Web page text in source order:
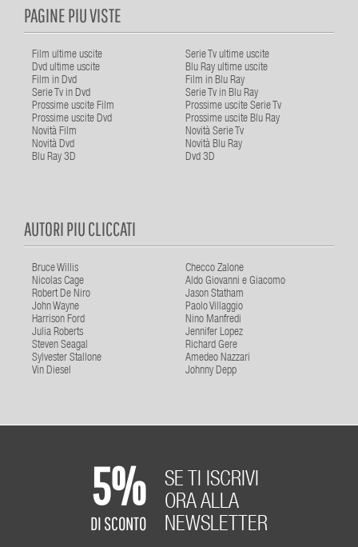
PAGINE PIU VISTE
Film ultime uscite
Serie Tv ultime uscite
Dvd ultime uscite
Blu Ray ultime uscite
Film in Dvd
Film in Blu Ray
Serie Tv in Dvd
Serie Tv in Blu Ray
Prossime uscite Film
Prossime uscite Serie Tv
Prossime uscite Dvd
Prossime uscite Blu Ray
Novità Film
Novità Serie Tv
Novità Dvd
Novità Blu Ray
Blu Ray 3D
Dvd 3D
AUTORI PIU CLICCATI
Bruce Willis
Checco Zalone
Nicolas Cage
Aldo Giovanni e Giacomo
Robert De Niro
Jason Statham
John Wayne
Paolo Villaggio
Harrison Ford
Nino Manfredi
Julia Roberts
Jennifer Lopez
Steven Seagal
Richard Gere
Sylvester Stallone
Amedeo Nazzari
Vin Diesel
Johnny Depp
5%
DI SCONTO
SE TI ISCRIVI
ORA ALLA
NEWSLETTER